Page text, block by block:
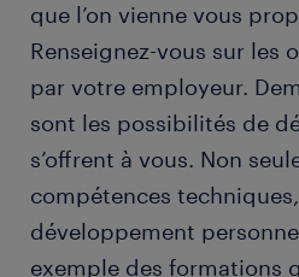
que l’on vienne vous
Renseignez-vous sur les
par votre employeur.
sont les possibilités de
s’offrent à vous. Non
compétences
développement
exemple des formations